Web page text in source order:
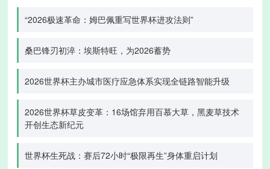
“2026极速革命：姆巴佩重写世界杯进攻法则”
桑巴锋刃初淬：埃斯特旺，为2026蓄势
2026世界杯主办城市医疗应急体系实现全链路智能升级
2026世界杯草皮变革：16场馆弃用百慕大草，黑麦草技术
开创生态新纪元
世界杯生死战：赛后72小时“极限再生”身体重启计划